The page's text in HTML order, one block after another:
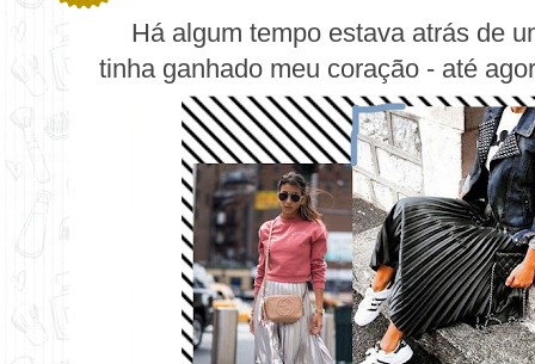
Há algum tempo estava atrás de
tinha ganhado meu coração - até